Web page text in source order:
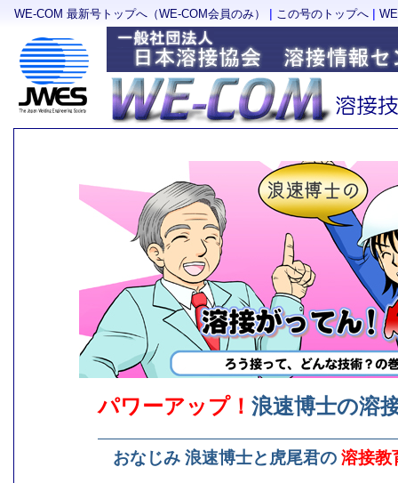
WE-COM 最新号トップへ（WE-COM会員のみ） | この号のトップへ |
パワーアップ！ 浪速博士の溶
おなじみ 浪速博士と虎尾君の 溶接教